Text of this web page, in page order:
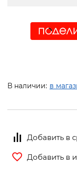
В наличии: в
Добавить в
Добавить в